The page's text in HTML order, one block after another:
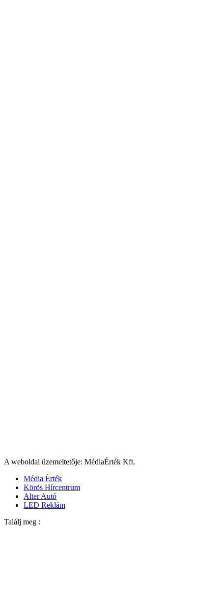
A weboldal üzemeltetője: MédiaÉrték Kft.
Média Érték
Körös Hírcentrum
Alter Autó
LED Reklám
Találj meg :